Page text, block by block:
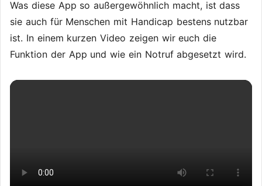
Was diese App so außergewöhnlich macht, ist dass
sie auch für Menschen mit Handicap bestens nutzbar
ist. In einem kurzen Video zeigen wir euch die
Funktion der App und wie ein Notruf abgesetzt wird.